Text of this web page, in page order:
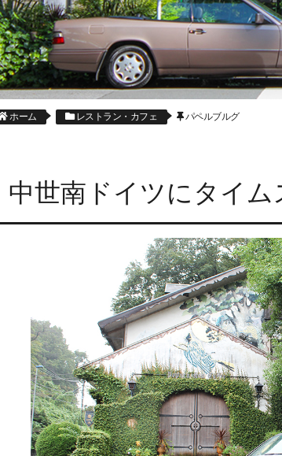
ホーム レストラン・カフェ パペルブルグ
中世南ドイツにタイム